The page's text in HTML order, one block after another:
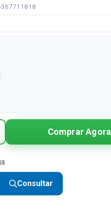
Comprar Agora
Consultar